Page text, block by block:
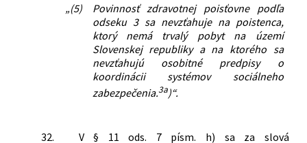
„(5)
Povinnosť zdravotnej poisťovne podľa
odseku 3 sa nevzťahuje na poistenca,
ktorý nemá trvalý pobyt na území
Slovenskej republiky a na ktorého sa
nevzťahujú osobitné predpisy o
koordinácii systémov sociálneho
zabezpečenia.3a)“.
32.
V § 11 ods. 7 písm. h) sa za slová